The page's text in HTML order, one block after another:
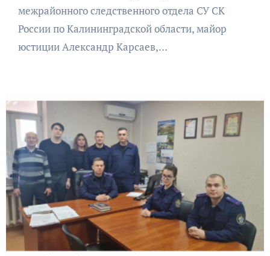
межрайонного следственного отдела СУ СК
России по Калининградской области, майор
юстиции Александр Карсаев,…